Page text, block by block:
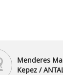
Menderes
Kepez /